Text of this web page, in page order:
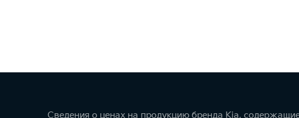
Сведения о ценах на продукцию бренда Kia,